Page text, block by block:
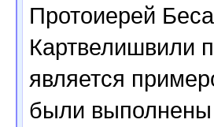
Протоиерей
Картвелишвили
является
были выполнены